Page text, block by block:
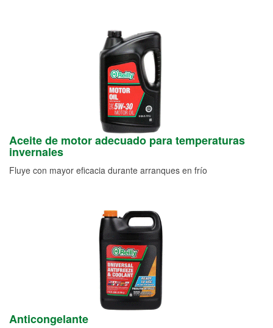
Aceite de motor adecuado para temperaturas
invernales
Fluye con mayor eficacia durante arranques en frío
Anticongelante